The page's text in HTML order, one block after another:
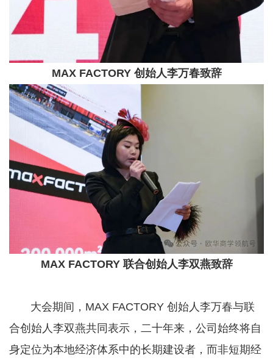
MAX FACTORY 创始人李万春致辞
MAX FACTORY 联合创始人李双燕致辞
大会期间，MAX FACTORY 创始人李万春与联
合创始人李双燕共同表示，二十年来，公司始终将自
身定位为本地经济体系中的长期建设者，而非短期经